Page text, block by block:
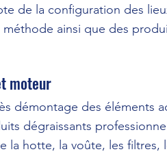
de la configuration des
ainsi que des
moteur
démontage des éléments
dégraissants
la hotte, la voûte, les filtres,